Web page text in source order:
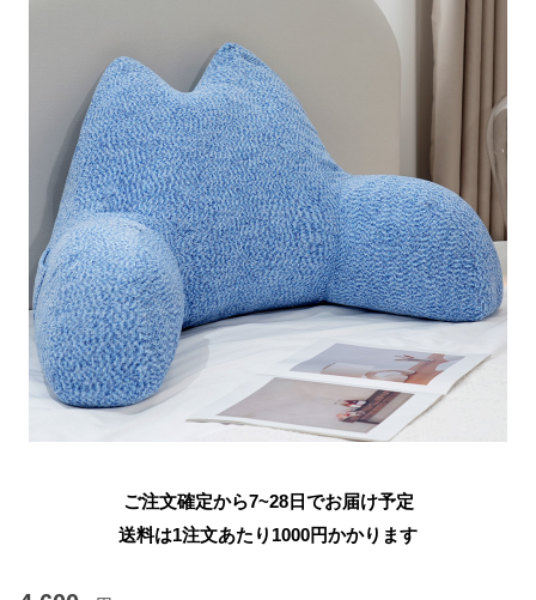
ご注文確定から7~28日でお届け予定
送料は1注文あたり 1000円かかります